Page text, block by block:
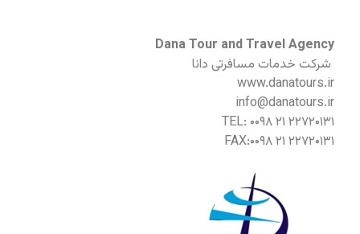
Dana Tour and Travel Agency
شرکت خدمات مسافرتی دانا
www.danatours.ir
info@danatours.ir
TEL: ۰۰۹۸ ۲۱ ۲۲۷۲۰۱۳۱
FAX:۰۰۹۸ ۲۱ ۲۲۷۲۰۱۳۱